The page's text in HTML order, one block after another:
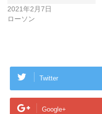
2021年2月7日
ローソン
Twitter
Google+